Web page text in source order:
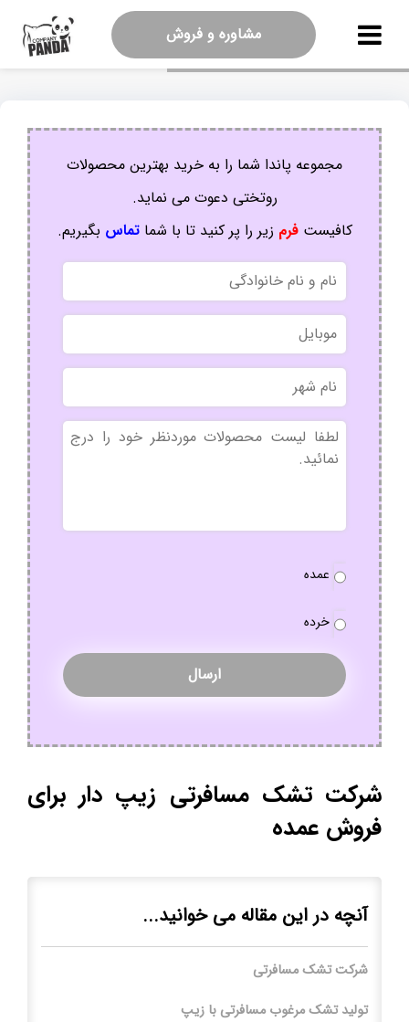
مشاوره و فروش
مجموعه پاندا شما را به خرید بهترین محصولات
روتختی دعوت می نماید.
کافیستفرم زیر را پر کنید تا با شماتماس بگیریم.
نام
و
نام
خانوادگی
موبایل
نام
شهر
بدون
عنوان
نوع
عمده
خرده
شرکت تشک مسافرتی زیپ دار برای
فروش عمده
آنچه در این مقاله می خوانید...
شرکت تشک مسافرتی
تولید تشک مرغوب مسافرتی با زیپ